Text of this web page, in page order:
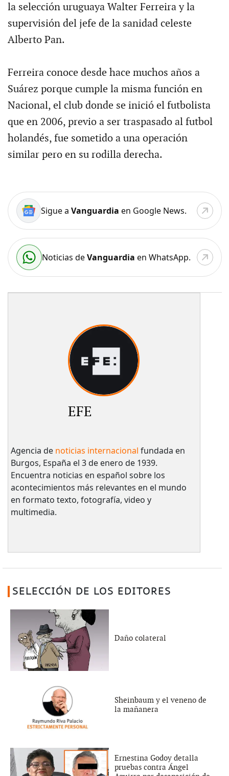
la selección uruguaya Walter Ferreira y la
supervisión del jefe de la sanidad celeste
Alberto Pan.
Ferreira conoce desde hace muchos años a
Suárez porque cumple la misma función en
Nacional, el club donde se inició el futbolista
que en 2006, previo a ser traspasado al futbol
holandés, fue sometido a una operación
similar pero en su rodilla derecha.
Sigue a Vanguardia en Google News.
Noticias deVanguardia en WhatsApp.
EFE
Agencia de noticias internacional fundada en
Burgos, España el 3 de enero de 1939.
Encuentra noticias en español sobre los
acontecimientos más relevantes en el mundo
en formato texto, fotografía, video y
multimedia.
SELECCIÓN DE LOS EDITORES
Daño colateral
Sheinbaum y el veneno de
la mañanera
Ernestina Godoy detalla
pruebas contra Ángel